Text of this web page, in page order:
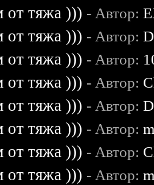
от тяжа ))) - Автор:
от тяжа ))) - Автор:
от тяжа ))) - Автор:
от тяжа ))) - Автор:
от тяжа ))) - Автор:
от тяжа ))) - Автор:
от тяжа ))) - Автор:
от тяжа ))) - Автор: